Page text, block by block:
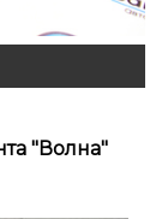
"Волна"